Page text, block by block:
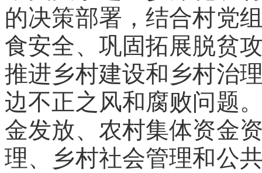
的决策部署，结合村党
食安全、巩固拓展脱贫
推进乡村建设和乡村治
边不正之风和腐败问题
金发放、农村集体资金
理、乡村社会管理和公